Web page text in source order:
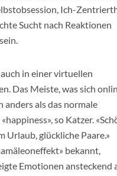
Ich-
Sucht nach Reaktionen
in einer virtuellen
Das Meiste, was sich
anders als das normale
so Katzer.
Urlaub, glückliche Paare.»
bekannt,
Emotionen ansteckend